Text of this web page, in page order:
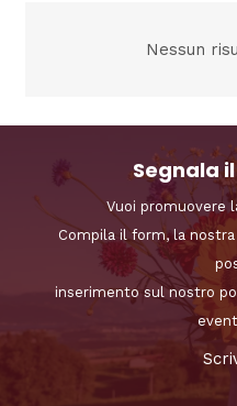
Nessun
Segnala
Vuoi promuovere
Compila il form, la
inserimento sul nostro